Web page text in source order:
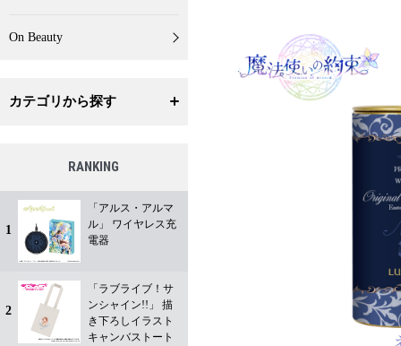
On Beauty
カテゴリから探す
RANKING
1
「アルス・アルマ
ル」 ワイヤレス充
電器
2
「ラブライブ！サ
ンシャイン!!」 描
き下ろしイラスト
キャンバストート